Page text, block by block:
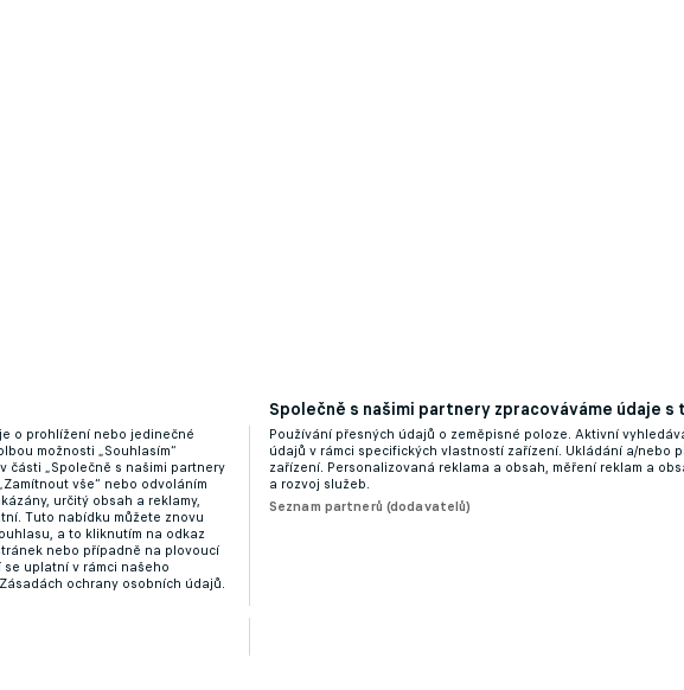
o prohlížení nebo jedinečné
možnosti „Souhlasím“
„Společně s našimi partnery
vše“ nebo odvoláním
určitý obsah a reklamy,
Tuto nabídku můžete znovu
a to kliknutím na odkaz
nebo případně na plovoucí
uplatní v rámci našeho
ochrany osobních údajů.
Společně s našimi partnery zpracováváme údaje s
Používání přesných údajů o zeměpisné poloze. Aktivní
údajů v rámci specifických vlastností zařízení. Ukládání a/nebo
zařízení. Personalizovaná reklama a obsah, měření reklam a
a rozvoj služeb.
Seznam partnerů (dodavatelů)